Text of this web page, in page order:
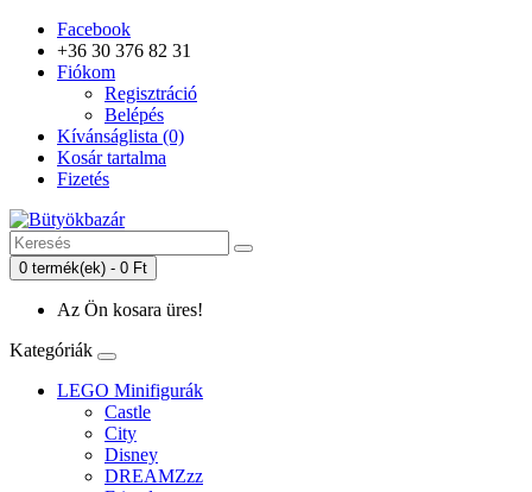
Facebook
+36 30 376 82 31
Fiókom
Regisztráció
Belépés
Kívánságlista (0)
Kosár tartalma
Fizetés
0 termék(ek) - 0 Ft
Az Ön kosara üres!
Kategóriák
LEGO Minifigurák
Castle
City
Disney
DREAMZzz